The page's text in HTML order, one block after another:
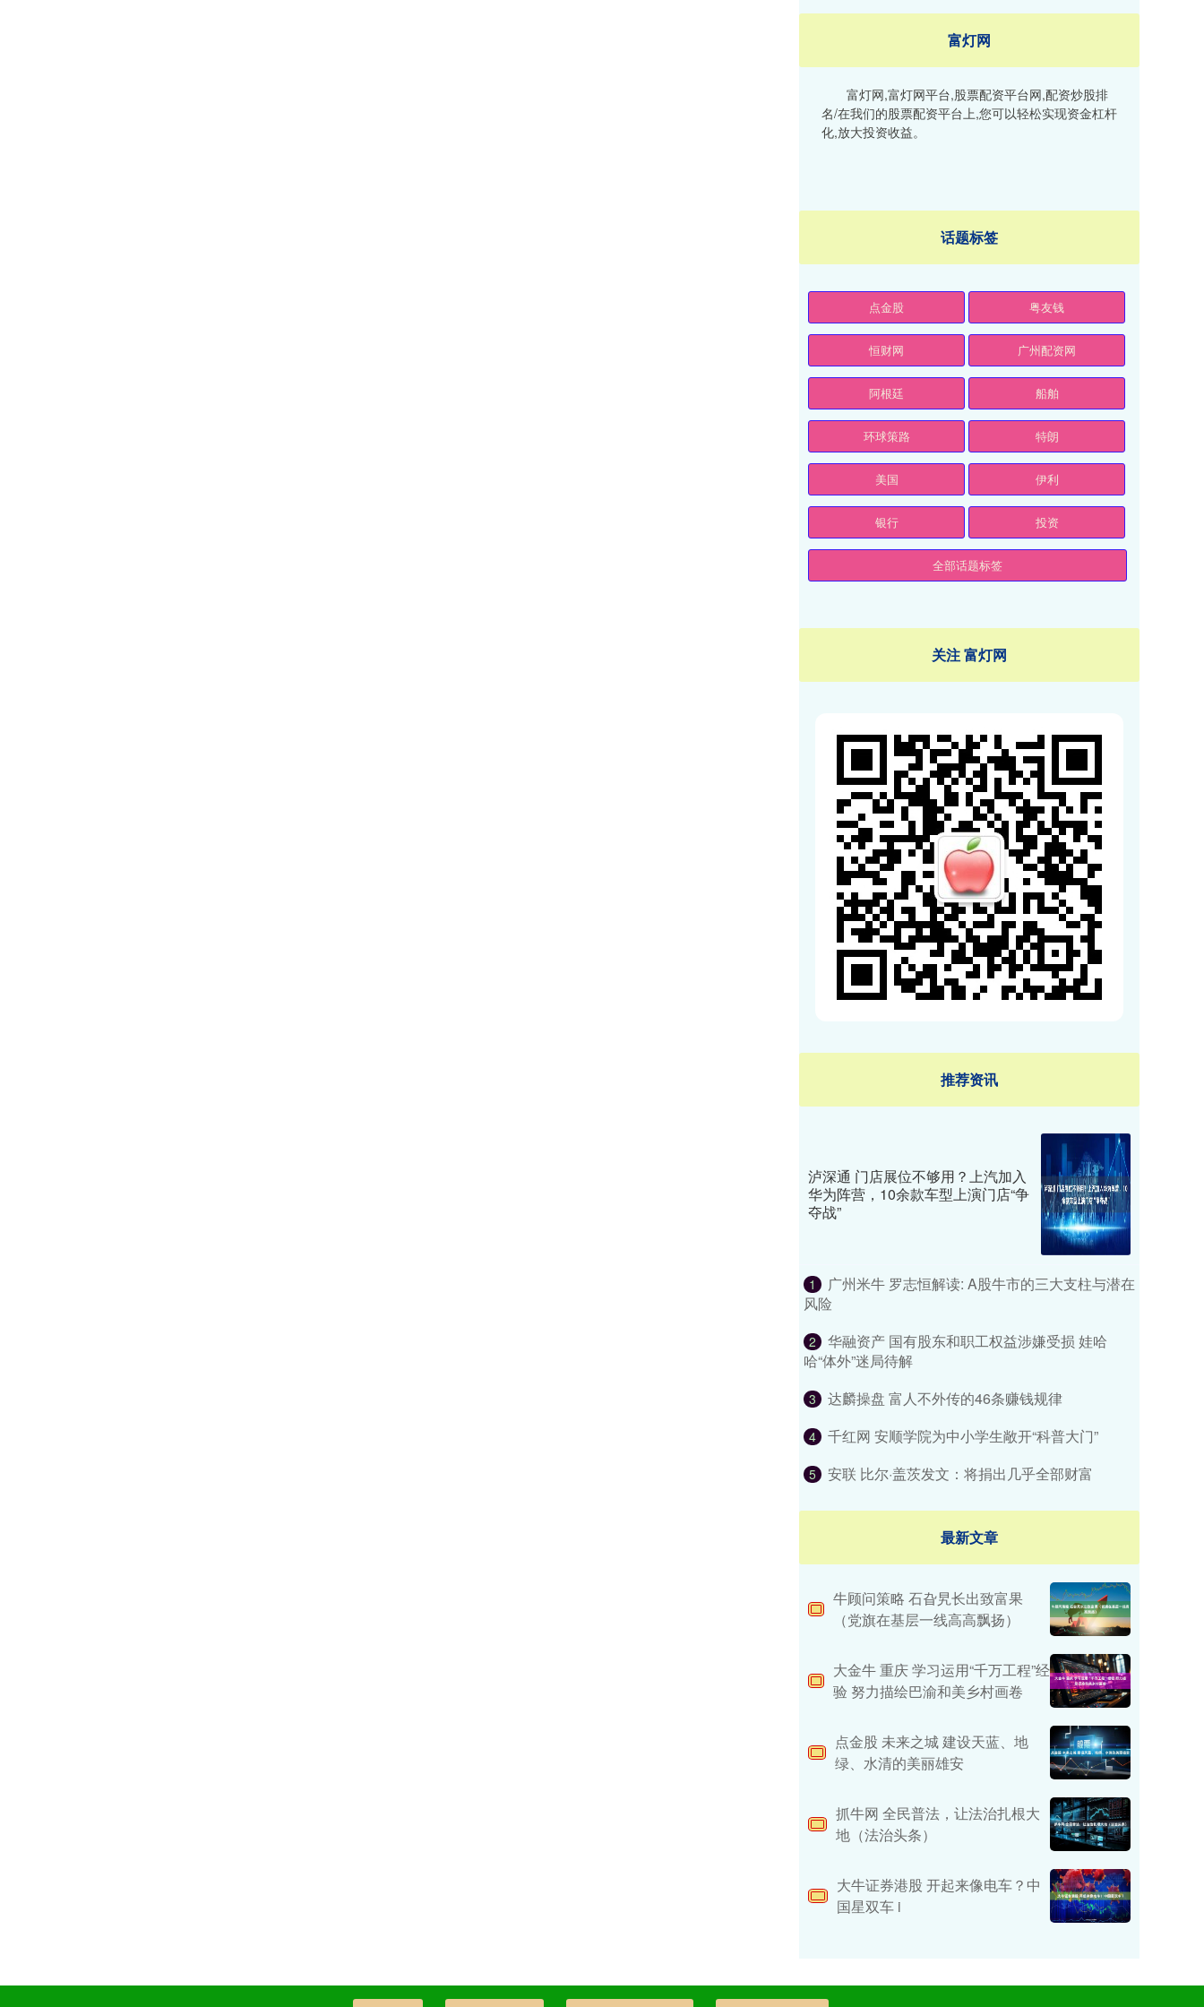
富灯网
富灯网,富灯网平台,股票配资平台网,配资炒股排
名/在我们的股票配资平台上,您可以轻松实现资金杠杆
化,放大投资收益。
话题标签
点金股 粤友钱
恒财网 广州配资网
阿根廷 船舶
环球策路 特朗
美国 伊利
银行 投资
全部话题标签
关注 富灯网
推荐资讯
泸深通 门店展位不够用？上汽加入
华为阵营，10余款车型上演门店“争
夺战”
1
广州米牛 罗志恒解读: A股牛市的三大支柱与潜在
风险
2
华融资产 国有股东和职工权益涉嫌受损 娃哈
哈“体外”迷局待解
3 达麟操盘 富人不外传的46条赚钱规律
4 千红网 安顺学院为中小学生敞开“科普大门”
5 安联 比尔·盖茨发文：将捐出几乎全部财富
最新文章
牛顾问策略 石旮旯长出致富果
（党旗在基层一线高高飘扬）
大金牛 重庆 学习运用“千万工程”经
验 努力描绘巴渝和美乡村画卷
点金股 未来之城 建设天蓝、地
绿、水清的美丽雄安
抓牛网 全民普法，让法治扎根大
地（法治头条）
大牛证券港股 开起来像电车？中
国星双车 i